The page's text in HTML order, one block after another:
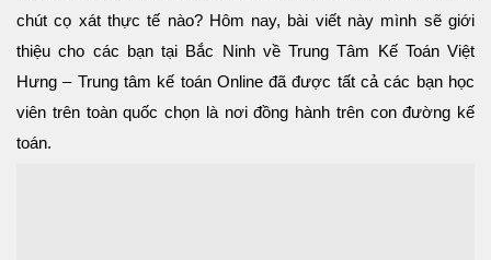
chút cọ xát thực tế nào? Hôm nay, bài viết này mình sẽ giới
thiệu cho các bạn tại Bắc Ninh về Trung Tâm Kế Toán Việt
Hưng – Trung tâm kế toán Online đã được tất cả các bạn học
viên trên toàn quốc chọn là nơi đồng hành trên con đường kế
toán.